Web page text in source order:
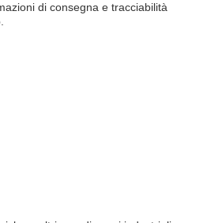
di consegna e tracciabilità